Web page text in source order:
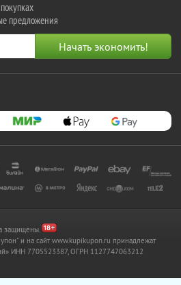
предложения
защищены.
и на сайт www.kupikupon.ru принадлежат
ИНН 7705523387, ОГРН 1127747063212